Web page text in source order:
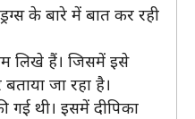
के बारे में बात कर रही
लिखे हैं। जिसमें इसे
जा रहा है।
थी। इसमें दीपिका